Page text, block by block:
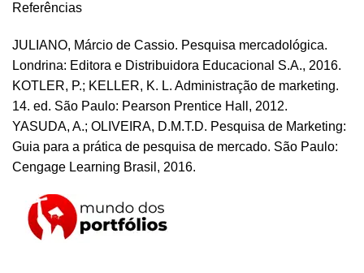
Referências
JULIANO, Márcio de Cassio. Pesquisa mercadológica.
Londrina: Editora e Distribuidora Educacional S.A., 2016.
KOTLER, P.; KELLER, K. L. Administração de marketing.
14. ed. São Paulo: Pearson Prentice Hall, 2012.
YASUDA, A.; OLIVEIRA, D.M.T.D. Pesquisa de Marketing:
Guia para a prática de pesquisa de mercado. São Paulo:
Cengage Learning Brasil, 2016.